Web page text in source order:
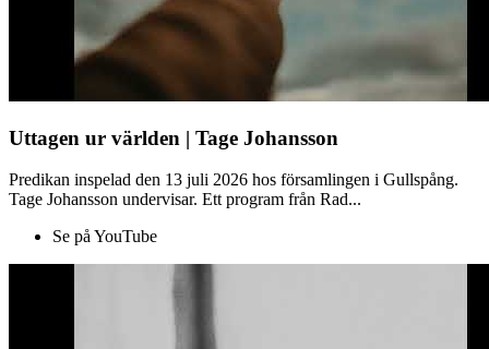
Uttagen ur världen | Tage Johansson
Predikan inspelad den 13 juli 2026 hos församlingen i Gullspång.
Tage Johansson undervisar. Ett program från Rad...
Se på YouTube